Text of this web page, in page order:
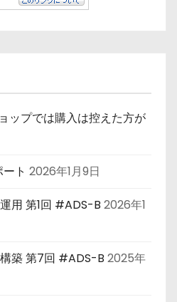
ップでは購入は控えた方が
ト 2026年1月9日
用 第1回 #ADS-B 2026年1
築 第7回 #ADS-B 2025年